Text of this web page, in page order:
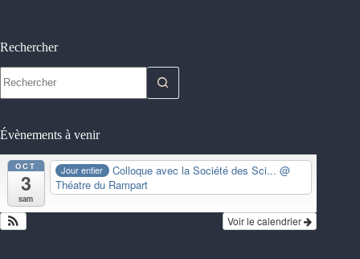
Rechercher
résultat
Évènements à venir
OCT
3
sam
Jour entier Colloque avec la Société des Sci...@
Théatre du Rampart
Voir le calendrier